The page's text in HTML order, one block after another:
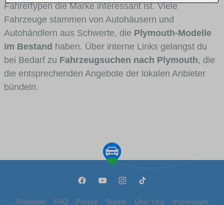
Fahrertypen die Marke interessant ist. Viele
Fahrzeuge stammen von Autohäusern und
Autohändlern aus Schwerte, die Plymouth-Modelle
im Bestand haben. Über interne Links gelangst du
bei Bedarf zu Fahrzeugsuchen nach Plymouth, die
die entsprechenden Angebote der lokalen Anbieter
bündeln.
Ratgeber FAQ Presse Städte Über Uns Impressum